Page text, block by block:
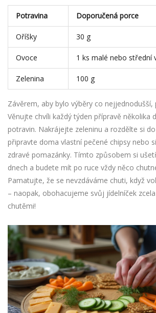
Potravina Doporučená porce
Oříšky 30 g
Ovoce 1 ks malé nebo střední
Zelenina 100 g
Závěrem, aby bylo výběry co nejjednodušší,
Věnujte chvíli každý týden přípravě několika
potravin. Nakrájejte zeleninu a rozdělte si
připravte doma vlastní pečené chipsy nebo
zdravé pomazánky. Tímto způsobem si
dnech a budete mít po ruce vždy něco
Pamatujte, že se nevzdáváme chuti, když
– naopak, obohacujeme svůj jídelníček
chutěmi!